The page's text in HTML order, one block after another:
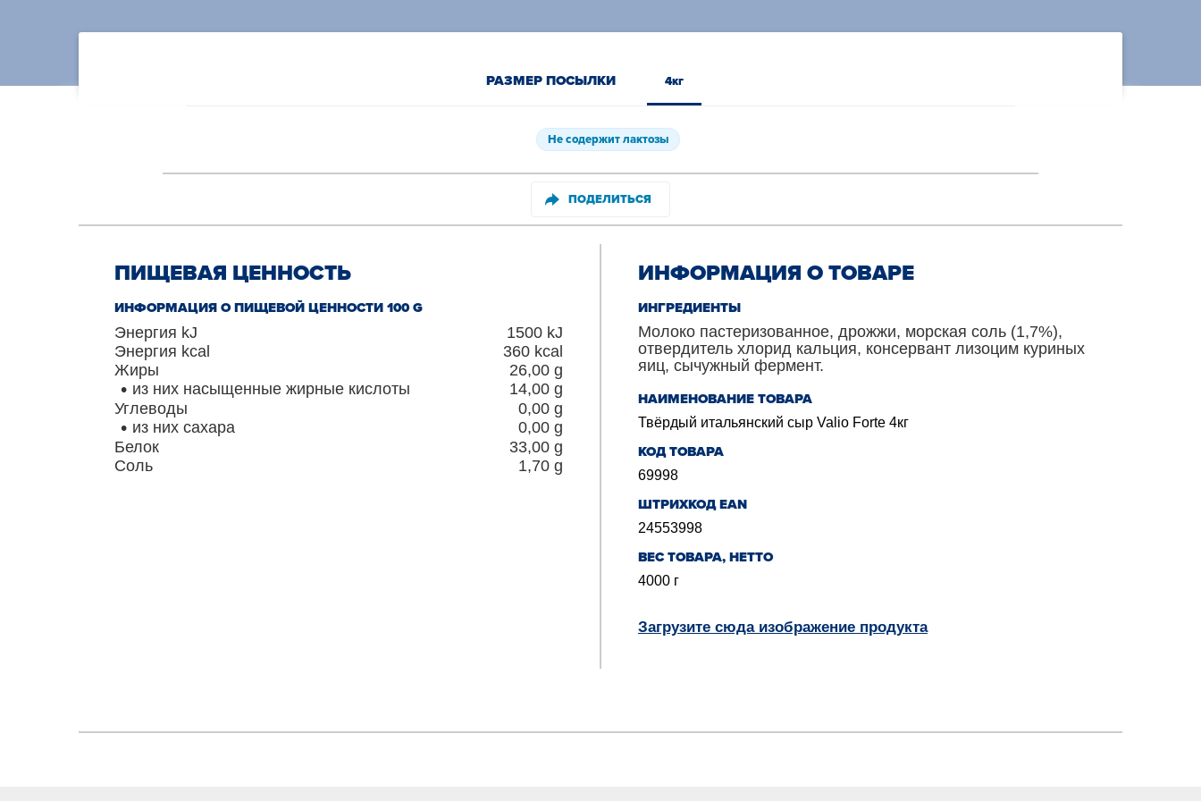
РАЗМЕР ПОСЫЛКИ 4кг
Не содержит лактозы
ПОДЕЛИТЬСЯ
ПИЩЕВАЯ ЦЕННОСТЬ
ИНФОРМАЦИЯ О ПИЩЕВОЙ ЦЕННОСТИ 100 G
Энергия kJ 1500 kJ
Энергия kcal
360 kcal
Жиры
26,00 g
из них насыщенные жирные кислоты
14,00 g
Углеводы
0,00 g
из них сахара
0,00 g
Белок
33,00 g
Соль
1,70 g
ИНФОРМАЦИЯ О ТОВАРЕ
ИНГРЕДИЕНТЫ
Молоко пастеризованное, дрожжи, морская соль (1,7%),
отвердитель хлорид кальция, консервант лизоцим куриных
яиц, сычужный фермент.
НАИМЕНОВАНИЕ ТОВАРА
Твёрдый итальянский сыр Valio Forte 4кг
КОД ТОВАРА
69998
ШТРИХКОД EAN
24553998
BЕС ТОВАРА, НЕТТО
4000 г
Загрузите сюда изображение продукта